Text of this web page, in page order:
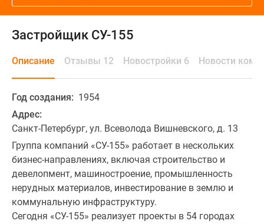
Застройщик СУ-155
Описание Отзывы 12 Новостройки 6 Новости
Год создания: 1954
Адрес:
Санкт-Петербург, ул. Всеволода Вишневского, д. 13
Группа компаний «СУ-155» работает в нескольких
бизнес-направлениях, включая строительство и
девелопмент, машиностроение, промышленность
нерудных материалов, инвестирование в землю и
коммунальную инфраструктуру.
Сегодня «СУ-155» реализует проекты в 54 городах